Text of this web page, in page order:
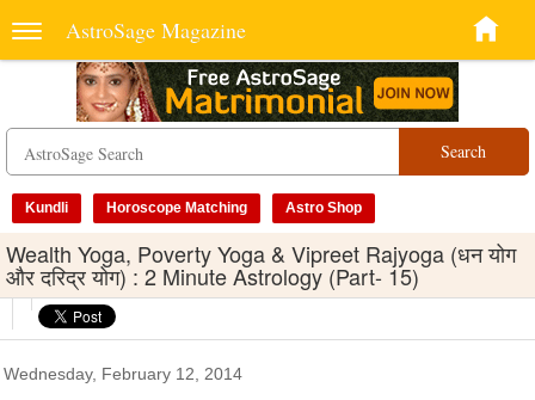
AstroSage Magazine
Search
Kundli Horoscope Matching Astro Shop
Wealth Yoga, Poverty Yoga & Vipreet Rajyoga (धन योग
और दरिद्र योग) : 2 Minute Astrology (Part- 15)
Wednesday, February 12, 2014